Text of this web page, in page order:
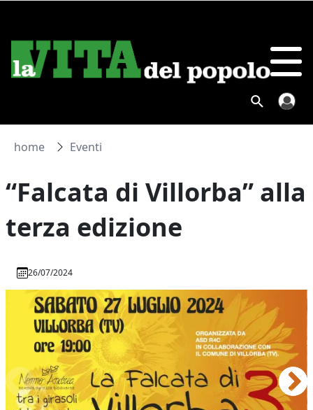
home Eventi
“Falcata di Villorba” alla
terza edizione
26/07/2024